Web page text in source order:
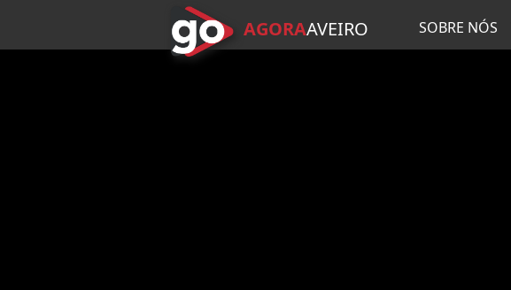
AGORAAVEIRO SOBRE NÓS